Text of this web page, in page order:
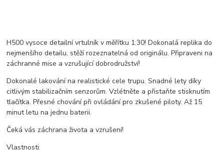
H500 vysoce detailní vrtulník v měřítku 1:30! Dokonalá replika do
nejmenšího detailu, stěží rozeznatelná od originálu. Připraveni na
záchranné mise a vzrušující dobrodružství!
Dokonalé lakování na realistické cele trupu. Snadné lety díky
citlivým stabilizačním senzorům. Vzlétněte a přistaňte stisknutím
tlačítka. Přesné chování při ovládání pro zkušené piloty. Až 15
minut letu na jednu baterii.
Čeká vás záchrana života a vzrušení!
Vlastnosti: